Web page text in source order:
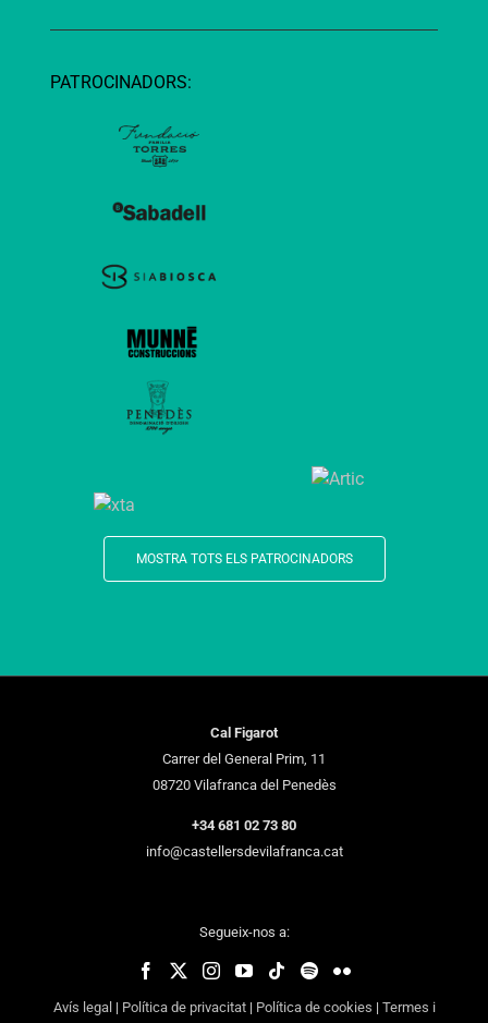
PATROCINADORS:
MOSTRA TOTS ELS PATROCINADORS
Cal Figarot
Carrer del General Prim, 11
08720 Vilafranca del Penedès
+34 681 02 73 80
info@castellersdevilafranca.cat
Segueix-nos a:
Avís legal | Política de privacitat| Política de cookies | Termes i